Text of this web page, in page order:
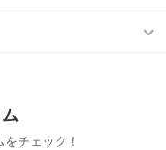
チェック！